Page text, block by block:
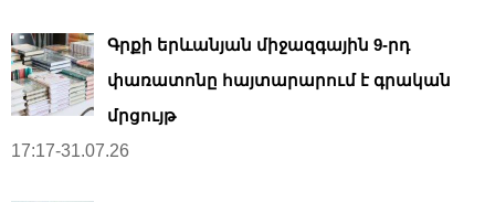
Գրքի երևանյան միջազգային 9-րդ
փառատոնը հայտարարում է գրական
մրցույթ
17:17-31.07.26